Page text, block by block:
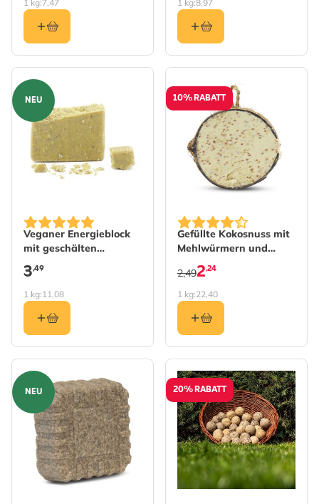
1 kg:7,47 1 kg:8,97
NEU
Veganer Energieblock
mit geschälten
Sonnenblumenkernen
3,49
1 kg:11,08
10% RABATT
Gefüllte Kokosnuss mit
Mehlwürmern und
Insekten halb
2,24
2,49
1 kg:22,40
NEU 20% RABATT